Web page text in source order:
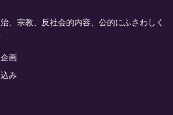
、宗教、反社会的内容、公的にふさわしく
画
み